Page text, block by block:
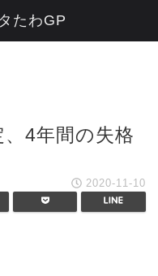
4年間の失格
2020-11-10
たわGP